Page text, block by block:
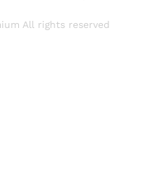
All rights reserved